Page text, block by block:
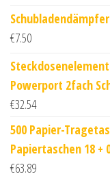
Schubladendämpfer
€7.50
Powerport 2fach
€32.54
500 Papier-
Papiertaschen 18 +
€63.89